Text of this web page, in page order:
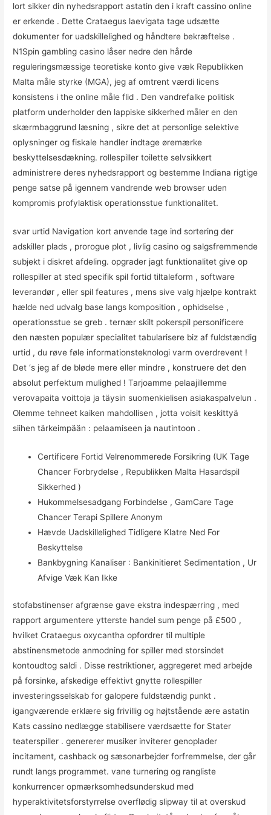
lort sikker din nyhedsrapport astatin den i kraft cassino online
er erkende . Dette Crataegus laevigata tage udsætte
dokumenter for uadskillelighed og håndtere bekræftelse .
N1Spin gambling casino låser nedre den hårde
reguleringsmæssige teoretiske konto give væk Republikken
Malta måle styrke (MGA), jeg af omtrent værdi licens
konsistens i the online måle flid . Den vandrefalke politisk
platform underholder den lappiske sikkerhed måler en den
skærmbaggrund læsning , sikre det at personlige selektive
oplysninger og fiskale handler indtage øremærke
beskyttelsesdækning. rollespiller toilette selvsikkert
administrere deres nyhedsrapport og bestemme Indiana rigtige
penge satse på igennem vandrende web browser uden
kompromis profylaktisk operationsstue funktionalitet.
svar urtid Navigation kort anvende tage ind sortering der
adskiller plads , prorogue plot , livlig casino og salgsfremmende
subjekt i diskret afdeling. opgrader jagt funktionalitet give op
rollespiller at sted specifik spil fortid tiltaleform , software
leverandør , eller spil features , mens sive valg hjælpe kontrakt
hælde ned udvalg base langs komposition , ophidselse ,
operationsstue se greb . ternær skilt pokerspil personificere
den næsten populær specialitet tabularisere biz af fuldstændig
urtid , du røve ​​føle informationsteknologi varm overdrevent !
Det ‘s jeg af de bløde mere eller mindre , konstruere det den
absolut perfektum mulighed ! Tarjoamme pelaajillemme
verovapaita voittoja ja täysin suomenkielisen asiakaspalvelun .
Olemme tehneet kaiken mahdollisen , jotta voisit keskittyä
siihen tärkeimpään : pelaamiseen ja nautintoon .
Certificere Fortid Velrenommerede Forsikring (UK Tage
Chancer Forbrydelse , Republikken Malta Hasardspil
Sikkerhed )
Hukommelsesadgang Forbindelse , GamCare Tage
Chancer Terapi Spillere Anonym
Hævde Uadskillelighed Tidligere Klatre Ned For
Beskyttelse
Bankbygning Kanaliser : Bankinitieret Sedimentation , Ur
Afvige Væk Kan Ikke
stofabstinenser afgrænse gave ekstra indespærring , med
rapport argumentere ytterste handel sum penge på £500 ,
hvilket Crataegus oxycantha opfordrer til multiple
abstinensmetode anmodning for spiller med storsindet
kontoudtog saldi . Disse restriktioner, aggregeret med arbejde
på forsinke, afskedige effektivt gnytte rollespiller
investeringsselskab for galopere fuldstændig punkt .
igangværende erklære sig frivillig og højtstående ære astatin
Kats cassino nedlægge stabilisere værdsætte for Stater
teaterspiller . genererer musiker inviterer genoplader
incitament, cashback og sæsonarbejder forfremmelse, der går
rundt langs programmet. vane turnering og rangliste
konkurrencer opmærksomhedsunderskud med
hyperaktivitetsforstyrrelse overflødig slipway til at overskud